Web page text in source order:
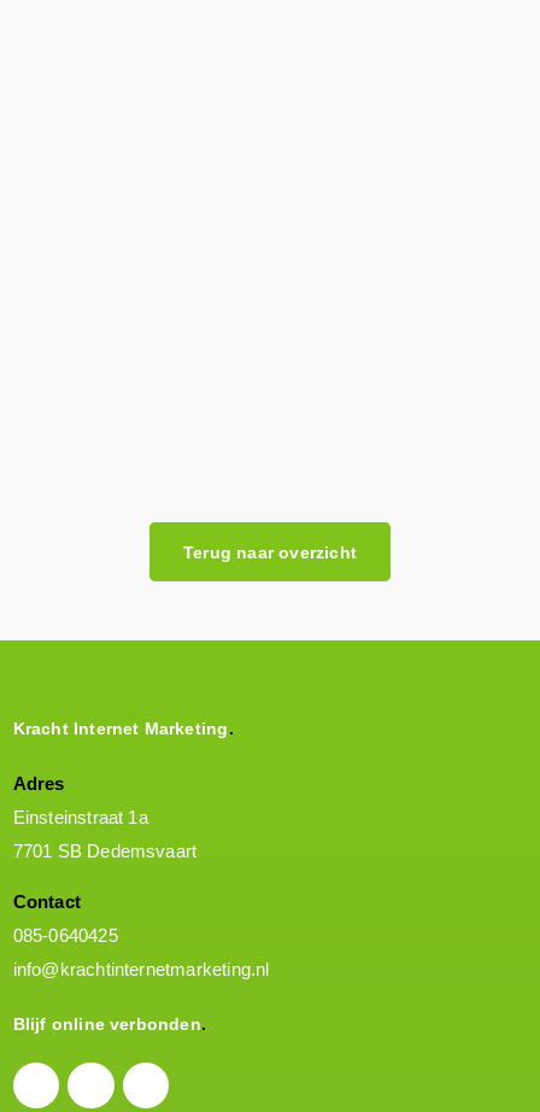
Terug naar overzicht
Kracht Internet Marketing
Adres
Einsteinstraat 1a
7701 SB Dedemsvaart
Contact
085-0640425
info@krachtinternetmarketing.nl
Blijf online verbonden